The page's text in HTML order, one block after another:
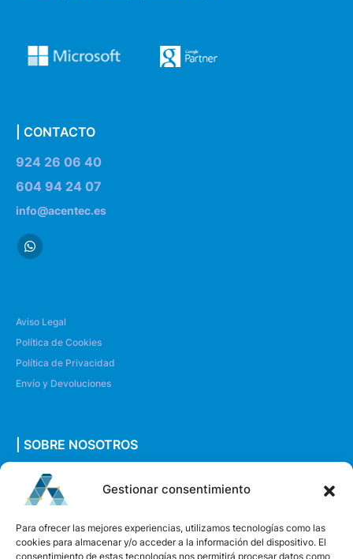
Gestionar consentimiento
Para ofrecer las mejores experiencias, utilizamos tecnologías como las
cookies para almacenar y/o acceder a la información del dispositivo. El
consentimiento de estas tecnologías nos permitirá procesar datos como
| CONTACTO
924 26 06 40
604 94 24 07
info@acentec.es
Aviso Legal
Política de Cookies
Política de Privacidad
Envío y Devoluciones
| SOBRE NOSOTROS
Quiénes somos
Envíanos un mensaje